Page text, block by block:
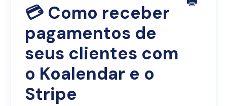
Contato
💳 Como receber
pagamentos de
seus clientes com
o Koalendar e o
Stripe